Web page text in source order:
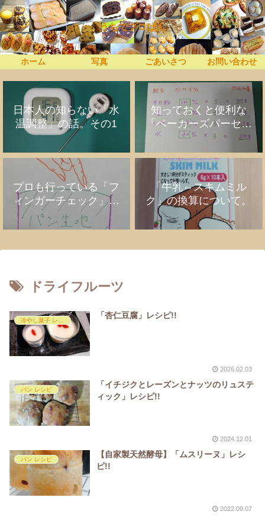
うちでプロぱん
ホーム 写真 ごあいさつ お問い合わせ
日本人の知らない「水
温調整」の話。その1
知っておくと便利な
「ベーカーズパーセン
ト」の話
プロも行っている「フ
ィンガーチェック」の
話。
「牛乳⇔スキムミル
ク」の換算について。
ドライフルーツ
「杏仁豆腐」レシピ!!
2026.02.03
パン レシピ
「イチジクとレーズンとナッツのリュステ
ィック」レシピ!!
2024.12.01
パン レシピ
【自家製天然酵母】「ムスリーヌ」レシ
ピ!!
2022.09.07